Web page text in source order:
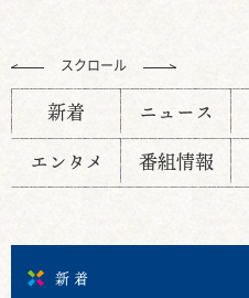
スクロール
新着 ニュース
エンタメ
番組情報
新着